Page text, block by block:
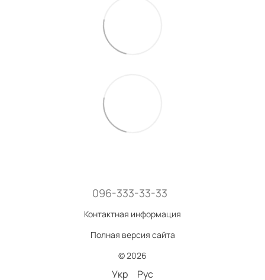
096-333-33-33
Контактная информация
Полная версия сайта
© 2026
Укр Рус